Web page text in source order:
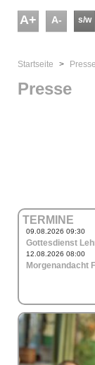
A+ A- s/w
Startseite
Presse
Presse
TERMINE
09.08.2026 09:30
Gottesdienst
12.08.2026 08:00
Morgenandacht